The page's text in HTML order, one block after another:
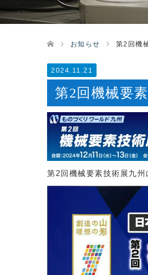
お知らせ 第2回機
2024.11.21
第2回機械要
第2回機械要素技術展九州